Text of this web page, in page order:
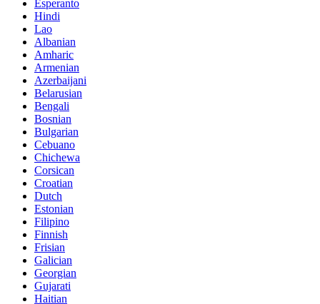
Esperanto
Hindi
Lao
Albanian
Amharic
Armenian
Azerbaijani
Belarusian
Bengali
Bosnian
Bulgarian
Cebuano
Chichewa
Corsican
Croatian
Dutch
Estonian
Filipino
Finnish
Frisian
Galician
Georgian
Gujarati
Haitian